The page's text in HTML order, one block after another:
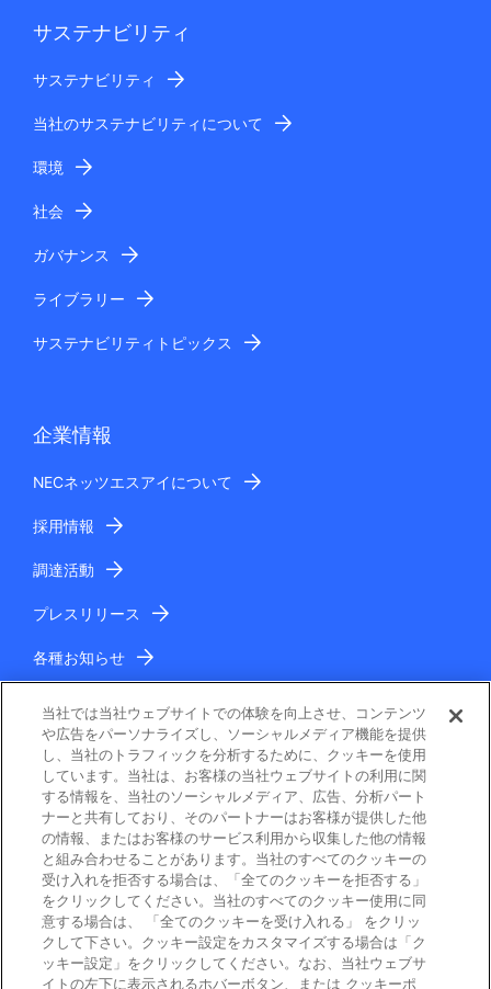
サステナビリティ
サステナビリティ
当社のサステナビリティについて
環境
社会
ガバナンス
ライブラリー
サステナビリティトピックス
企業情報
NECネッツエスアイについて
採用情報
調達活動
プレスリリース
各種お知らせ
電子公告
ご利用条件
個人情報保護
当社では当社ウェブサイトでの体験を向上させ、コンテンツ
や広告をパーソナライズし、ソーシャルメディア機能を提供
し、当社のトラフィックを分析するために、クッキーを使用
しています。当社は、お客様の当社ウェブサイトの利用に関
する情報を、当社のソーシャルメディア、広告、分析パート
ナーと共有しており、そのパートナーはお客様が提供した他
の情報、またはお客様のサービス利用から収集した他の情報
と組み合わせることがあります。当社のすべてのクッキーの
受け入れを拒否する場合は、「全てのクッキーを拒否する」
をクリックしてください。当社のすべてのクッキー使用に同
意する場合は、 「全てのクッキーを受け入れる」 をクリッ
クして下さい。クッキー設定をカスタマイズする場合は「ク
ッキー設定」をクリックしてください。なお、当社ウェブサ
イトの左下に表示されるホバーボタン、または クッキーポ